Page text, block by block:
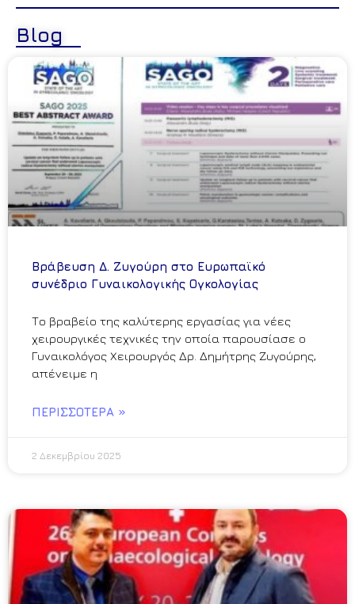
Blog
Βράβευση Δ. Ζυγούρη στο Ευρωπαϊκό
συνέδριο Γυναικολογικής Ογκολογίας
Το βραβείο της καλύτερης εργασίας για νέες
χειρουργικές τεχνικές την οποία παρουσίασε ο
Γυναικολόγος Χειρουργός Δρ. Δημήτρης Ζυγούρης,
απένειμε η
ΠΕΡΙΣΣΌΤΕΡΑ »
2 Δεκεμβρίου 2025